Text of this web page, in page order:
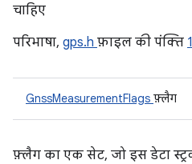
चाहिए
परिभाषा, gps.h फ़ाइल की पंक्ति
GnssMeasurementFlags फ़्लैग
फ़्लैग का एक सेट, जो इस डेटा